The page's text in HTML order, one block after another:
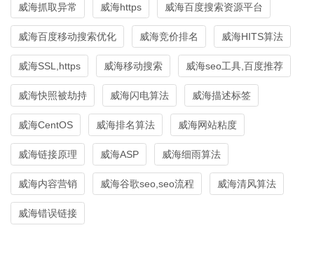
威海抓取异常 威海https 威海百度搜索资源平台
威海百度移动搜索优化 威海竞价排名 威海HITS算法
威海SSL,https 威海移动搜索 威海seo工具,百度推荐
威海快照被劫持 威海闪电算法 威海描述标签
威海CentOS 威海排名算法 威海网站粘度
威海链接原理 威海ASP 威海细雨算法
威海内容营销 威海谷歌seo,seo流程 威海清风算法
威海错误链接